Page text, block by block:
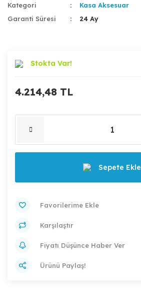
Kategori
Kasa Aksesuar
Garanti Süresi
24 Ay
Stokta Var!
4.214,48 TL
Sepete Ekle
Karşılaştır
Fiyatı Düşünce Haber Ver
Ürünü Paylaş!